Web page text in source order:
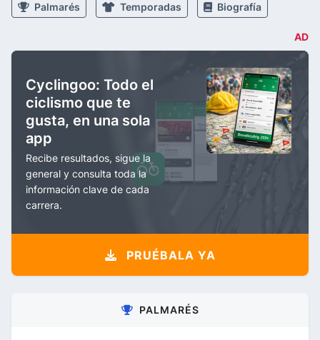
Palmarés Temporadas Biografía
AD
Cyclingoo: Todo el
ciclismo que te
gusta, en una sola
app
Recibe resultados, sigue la
general y consulta toda la
información clave de cada
carrera.
PRUÉBALA YA
PALMARÉS